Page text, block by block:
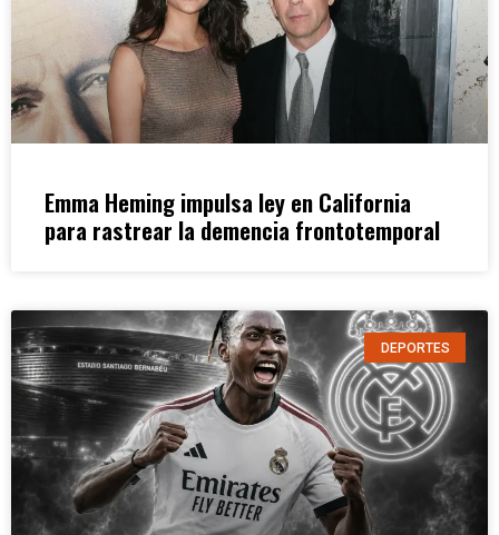
Emma Heming impulsa ley en California
para rastrear la demencia frontotemporal
DEPORTES